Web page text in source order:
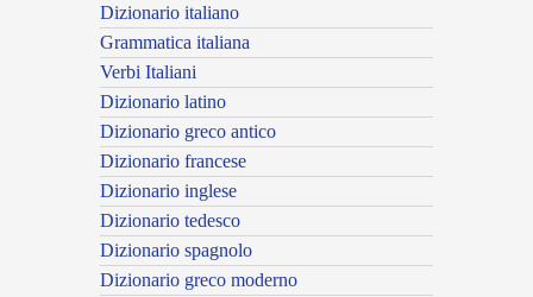
Dizionario italiano
Grammatica italiana
Verbi Italiani
Dizionario latino
Dizionario greco antico
Dizionario francese
Dizionario inglese
Dizionario tedesco
Dizionario spagnolo
Dizionario greco moderno